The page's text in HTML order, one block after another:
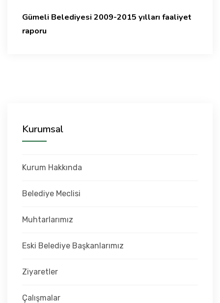
Gümeli Belediyesi 2009-2015 yılları faaliyet
raporu
Kurumsal
Kurum Hakkında
Belediye Meclisi
Muhtarlarımız
Eski Belediye Başkanlarımız
Ziyaretler
Çalışmalar